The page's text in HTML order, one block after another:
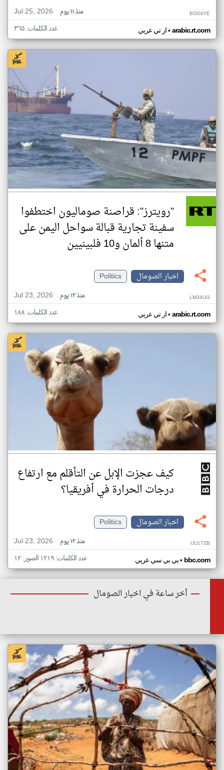
Jul 25, 2026
منذ ١١ يوم BG04YE
ار تي عربي• arabic.rt.com عدد الكلمات: ٣٦٥
"رويترز": قراصنة صوماليون اختطفوا
سفينة تجارية قبالة سواحل اليمن على
متنها 8 ألمان و10 فلبينيين
اخبار الصومال
Politics
Jul 23, 2026
منذ ١٣ يوم LM34UG
ار تي عربي• arabic.rt.com عدد الكلمات: ١٨٨
كيف عجزت الإبل عن التأقلم مع ارتفاع
درجات الحرارة في أفريقيا؟
اخبار الصومال
Politics
Jul 23, 2026
منذ ١٣ يوم UU17ZB
بي بي سي عربي• bbc.com عدد الكلمات: ١٢١٩ الصور: ١٢
أخر ساعة في اخبار الصومال